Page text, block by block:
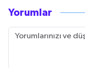
Yorumlar